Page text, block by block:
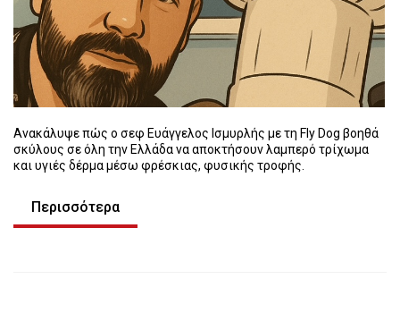
Ανακάλυψε πώς ο σεφ Ευάγγελος Ισμυρλής με τη Fly Dog βοηθά
σκύλους σε όλη την Ελλάδα να αποκτήσουν λαμπερό τρίχωμα
και υγιές δέρμα μέσω φρέσκιας, φυσικής τροφής.
Περισσότερα